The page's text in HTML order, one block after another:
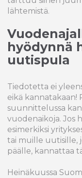
lähtemistä.
hyödynnä
uutispula
Tiedotetta ei
eikä kannatakaan!
suunnittelussa
vuodenaikoja. Jos
esimerkiksi
tai muille uutisille,
päälle, kannattaa
Heinäkuussa